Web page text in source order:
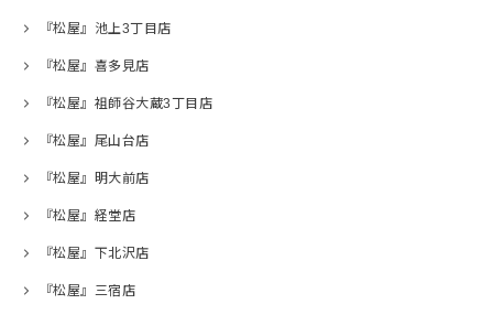
『松屋』池上3丁目店
『松屋』喜多見店
『松屋』祖師谷大蔵3丁目店
『松屋』尾山台店
『松屋』明大前店
『松屋』経堂店
『松屋』下北沢店
『松屋』三宿店